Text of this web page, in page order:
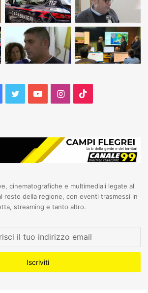
TwitterYouTubeInstagram
cinematografiche e multimediali legate al
resto della regione, con eventi trasmessi in
streaming e tanto altro.